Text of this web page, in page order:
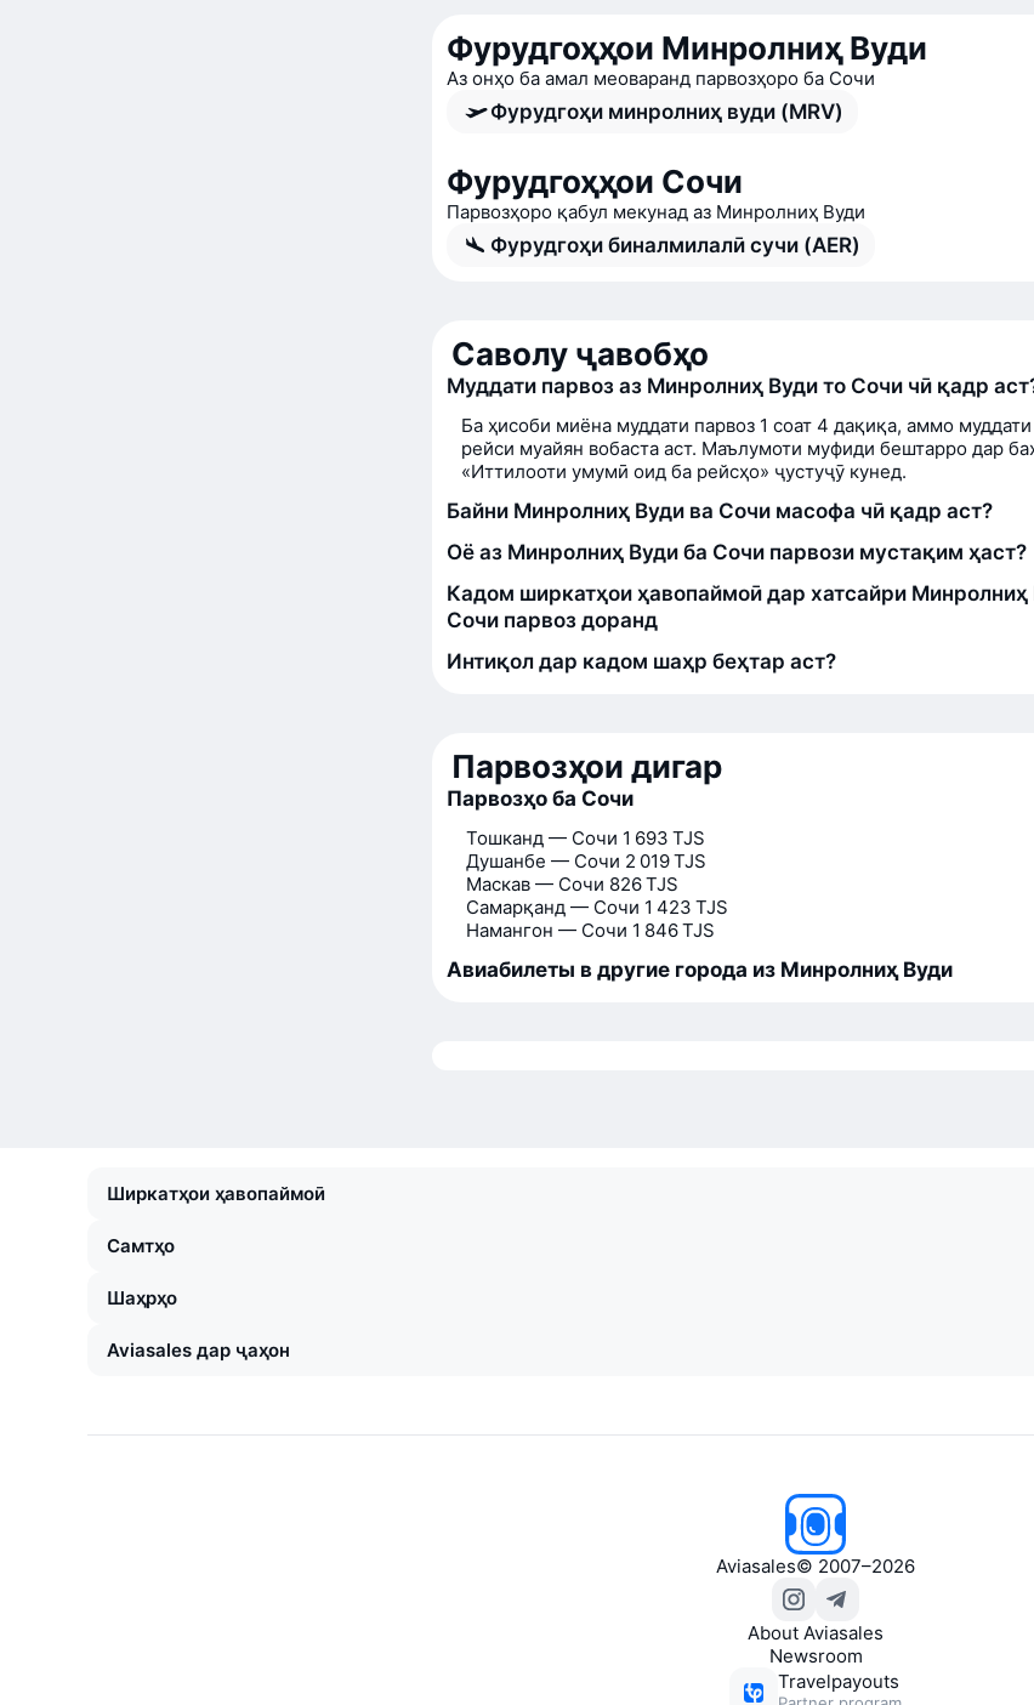
Фурудгоҳҳои Минролниҳ Вуди
Аз онҳо ба амал меоваранд парвозҳоро ба Сочи
Фурудгоҳи минролниҳ вуди (MRV)
Фурудгоҳҳои Сочи
Парвозҳоро қабул мекунад аз Минролниҳ Вуди
Фурудгоҳи биналмилалӣ сучи (AER)
Саволу ҷавобҳо
Муддати парвоз аз Минролниҳ Вуди то Сочи чӣ қадр
Ба ҳисоби миёна муддати парвоз 1 соат 4 дақиқа, аммо
рейси муайян вобаста аст. Маълумоти муфиди бештарро дар
«Иттилооти умумӣ оид ба рейсҳо» ҷустуҷӯ кунед.
Байни Минролниҳ Вуди ва Сочи масофа чӣ қадр аст?
Оё аз Минролниҳ Вуди ба Сочи парвози мустақим ҳаст?
Кадом ширкатҳои ҳавопаймоӣ дар хатсайри
Сочи парвоз доранд
Интиқол дар кадом шаҳр беҳтар аст?
Парвозҳои дигар
Парвозҳо ба Сочи
Тошканд — Сочи 1 693 TJS
Душанбе — Сочи 2 019 TJS
Маскав — Сочи 826 TJS
Самарқанд — Сочи 1 423 TJS
Намангон — Сочи 1 846 TJS
Авиабилеты в другие города из Минролниҳ Вуди
Ширкатҳои ҳавопаймоӣ
Самтҳо
Шаҳрҳо
Aviasales дар ҷаҳон
Aviasales© 2007–2026
About Aviasales
Newsroom
Travelpayouts